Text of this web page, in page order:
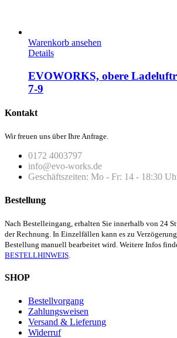
Warenkorb ansehen
Details
EVOWORKS, obere
7-9
Kontakt
Wir freuen uns über Ihre Anfrage.
0172 4003797
info@evo-works.de
Geschäftszeiten: Mo - Fr: 14 - 18:30
Bestellung
Nach Bestelleingang, erhalten Sie innerhalb von 24
der Rechnung. In Einzelfällen kann es zu
Bestellung manuell bearbeitet wird. Weitere Infos
BESTELLHINWEIS
SHOP
Bestellvorgang
Zahlungsweisen
Versand & Lieferung
Widerruf